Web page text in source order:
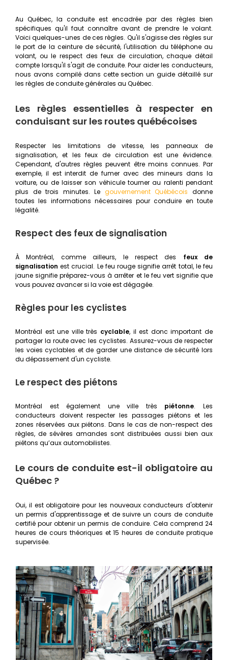
Au Québec, la conduite est encadrée par des règles bien
spécifiques qu'il faut connaître avant de prendre le volant.
Voici quelques-unes de ces règles. Qu'il s'agisse des règles sur
le port de la ceinture de sécurité, l'utilisation du téléphone au
volant, ou le respect des feux de circulation, chaque détail
compte lorsqu'il s'agit de conduite. Pour aider les conducteurs,
nous avons compilé dans cette section un guide détaillé sur
les règles de conduite générales au Québec.
Les règles essentielles à respecter en
conduisant sur les routes québécoises
Respecter les limitations de vitesse, les panneaux de
signalisation, et les feux de circulation est une évidence.
Cependant, d'autres règles peuvent être moins connues. Par
exemple, il est interdit de fumer avec des mineurs dans la
voiture, ou de laisser son véhicule tourner au ralenti pendant
plus de trois minutes. Le gouvernement Québécois donne
toutes les informations nécessaires pour conduire en toute
légalité.
Respect des feux de signalisation
À Montréal, comme ailleurs, le respect des feux de
signalisation est crucial. Le feu rouge signifie arrêt total, le feu
jaune signifie préparez-vous à arrêter et le feu vert signifie que
vous pouvez avancer si la voie est dégagée.
Règles pour les cyclistes
Montréal est une ville très cyclable, il est donc important de
partager la route avec les cyclistes. Assurez-vous de respecter
les voies cyclables et de garder une distance de sécurité lors
du dépassement d'un cycliste.
Le respect des piétons
Montréal est également une ville très piétonne. Les
conducteurs doivent respecter les passages piétons et les
zones réservées aux piétons. Dans le cas de non-respect des
règles, de sévères amandes sont distribuées aussi bien aux
piétons qu’aux automobilistes.
Le cours de conduite est-il obligatoire au
Québec ?
Oui, il est obligatoire pour les nouveaux conducteurs d'obtenir
un permis d'apprentissage et de suivre un cours de conduite
certifié pour obtenir un permis de conduire. Cela comprend 24
heures de cours théoriques et 15 heures de conduite pratique
supervisée.